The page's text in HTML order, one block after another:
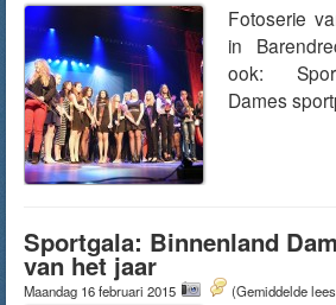
Fotoserie
in
ook:
Dames
Sportgala: Binnenland
van het jaar
Maandag 16 februari 2015 (Gemiddelde